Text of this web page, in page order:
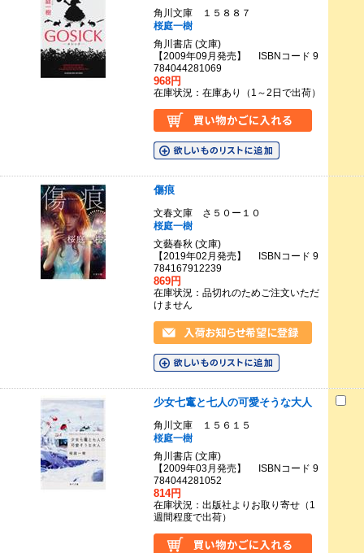
角川文庫 １５８８７
桜庭一樹
角川書店 (文庫)
【2009年09月発売】 ISBNコード 9
784044281069
968円
在庫状況：在庫あり（1～2日で出荷）
傷痕
文春文庫 さ５０ー１０
桜庭一樹
文藝春秋 (文庫)
【2019年02月発売】 ISBNコード 9
784167912239
869円
在庫状況：品切れのためご注文いただ
けません
少女七竃と七人の可愛そうな大人
角川文庫 １５６１５
桜庭一樹
角川書店 (文庫)
【2009年03月発売】 ISBNコード 9
784044281052
814円
在庫状況：出版社よりお取り寄せ（1
週間程度で出荷）